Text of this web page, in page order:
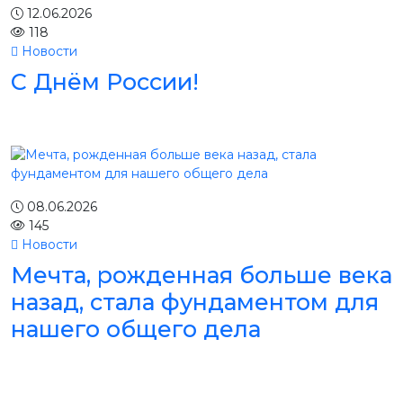
12.06.2026
118
Новости
С Днём России!
08.06.2026
145
Новости
Мечта, рожденная больше века
назад, стала фундаментом для
нашего общего дела